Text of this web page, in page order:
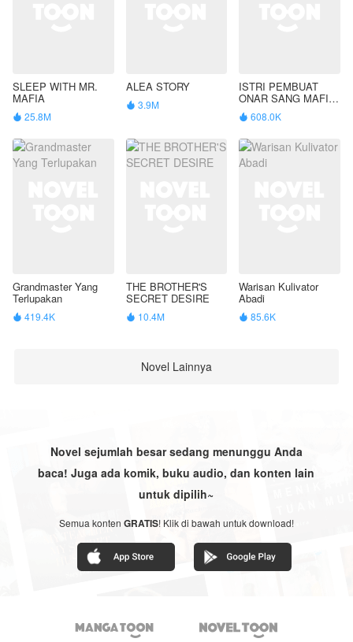
SLEEP WITH MR.
MAFIA
 25.8M
ALEA STORY
 3.9M
ISTRI PEMBUAT
ONAR SANG MAFIA
KEJAM
 608.0K
Grandmaster Yang
Terlupakan
 419.4K
THE BROTHER'S
SECRET DESIRE
 10.4M
Warisan Kulivator
Abadi
 85.6K
Novel Lainnya
Novel sejumlah besar sedang menunggu Anda
baca! Juga ada komik, buku audio, dan konten lain
untuk dipilih~
Semua konten GRATIS! Klik di bawah untuk download!
 